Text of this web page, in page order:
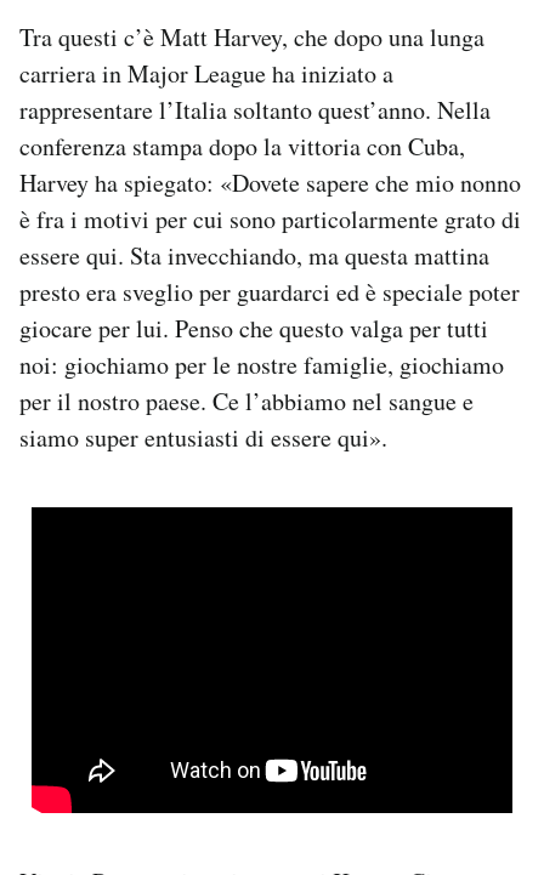
Tra questi c’è Matt Harvey, che dopo una lunga
carriera in Major League ha iniziato a
rappresentare l’Italia soltanto quest’anno. Nella
conferenza stampa dopo la vittoria con Cuba,
Harvey ha spiegato: «Dovete sapere che mio nonno
è fra i motivi per cui sono particolarmente grato di
essere qui. Sta invecchiando, ma questa mattina
presto era sveglio per guardarci ed è speciale poter
giocare per lui. Penso che questo valga per tutti
noi: giochiamo per le nostre famiglie, giochiamo
per il nostro paese. Ce l’abbiamo nel sangue e
siamo super entusiasti di essere qui».